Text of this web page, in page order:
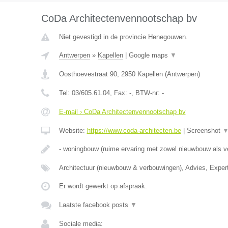
CoDa Architectenvennootschap bv
Niet gevestigd in de provincie Henegouwen.
Antwerpen» Kapellen| Google maps ▼
Oosthoevestraat 90, 2950 Kapellen(Antwerpen)
Tel: 03/605.61.04, Fax: -, BTW-nr: -
E-mail › CoDa Architectenvennootschap bv
Website: https://www.coda-architecten.be| Screenshot ▼
- woningbouw (ruime ervaring met zowel nieuwbouw als
Architectuur (nieuwbouw & verbouwingen), Advies,
Er wordt gewerkt op afspraak.
Laatste facebook posts ▼
Sociale media: